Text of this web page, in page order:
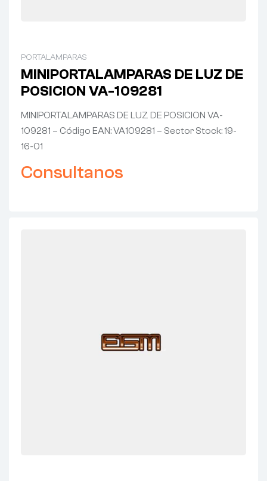
PORTALAMPARAS
MINIPORTALAMPARAS DE LUZ DE
POSICION VA-109281
MINIPORTALAMPARAS DE LUZ DE POSICION VA-
109281 – Código EAN: VA109281 – Sector Stock: 19-
16-01
Consultanos